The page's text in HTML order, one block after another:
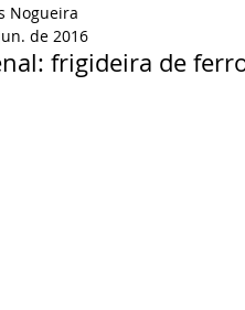
frigideira de
Nogueira
de 2016